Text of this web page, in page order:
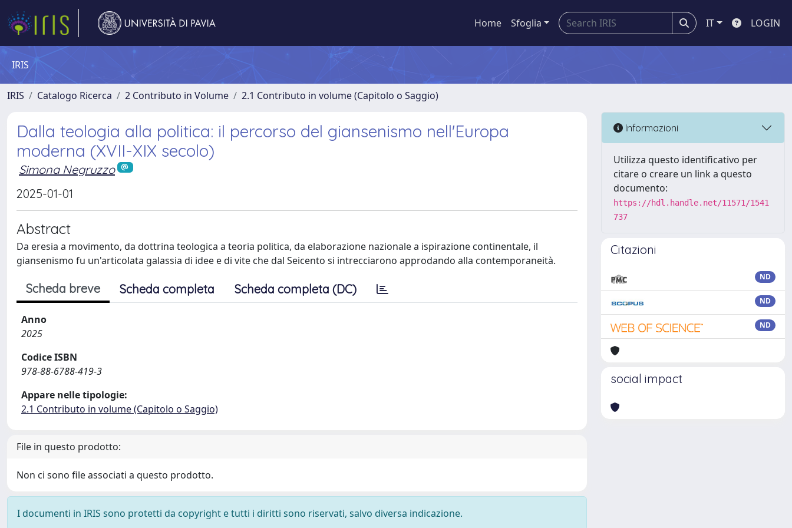
Home Sfoglia IT LOGIN
IRIS
IRIS Catalogo Ricerca 2 Contributo in Volume 2.1 Contributo in volume (Capitolo o Saggio)
Dalla teologia alla politica: il percorso del giansenismo nell'Europa
moderna (XVII-XIX secolo)
Simona Negruzzo
2025-01-01
Abstract
Da eresia a movimento, da dottrina teologica a teoria politica, da elaborazione nazionale a ispirazione continentale, il
giansenismo fu un'articolata galassia di idee e di vite che dal Seicento si intrecciarono approdando alla contemporaneità.
Scheda breve Scheda completa Scheda completa (DC)
Anno
2025
Codice ISBN
978-88-6788-419-3
Appare nelle tipologie:
2.1 Contributo in volume (Capitolo o Saggio)
File in questo prodotto:
Non ci sono file associati a questo prodotto.
I documenti in IRIS sono protetti da copyright e tutti i diritti sono riservati, salvo diversa indicazione.
Informazioni
Utilizza questo identificativo per
citare o creare un link a questo
documento:
https://hdl.handle.net/11571/1541
737
Citazioni
ND
ND
ND
social impact